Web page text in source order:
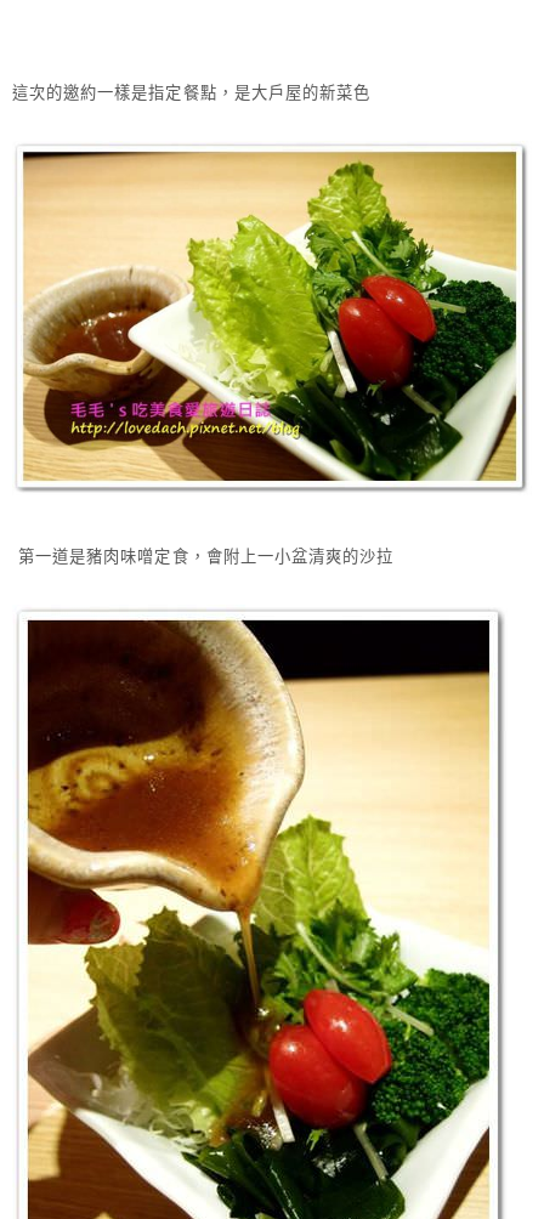
這次的邀約一樣是指定餐點，是大戶屋的新菜色
第一道是豬肉味噌定食，會附上一小盆清爽的沙拉